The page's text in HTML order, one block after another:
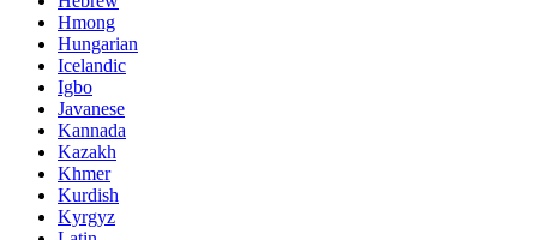
Hmong
Hungarian
Icelandic
Igbo
Javanese
Kannada
Kazakh
Khmer
Kurdish
Kyrgyz